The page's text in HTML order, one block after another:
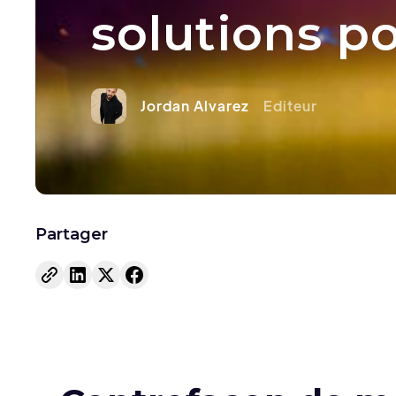
solutions
Jordan Alvarez Editeur
Partager